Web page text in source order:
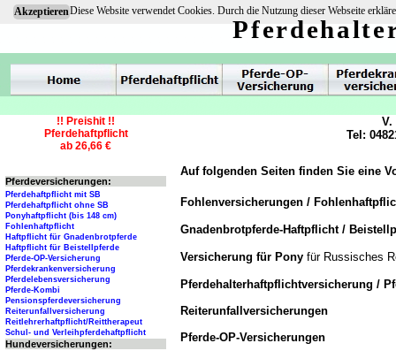
AkzeptierenDiese Website verwendet Cookies. Durch die Nutzung dieser Webseite
Auf folgenden Seiten finden Sie eine
Fohlenversicherungen /
Gnadenbrotpferde-Haftpflicht /
Versicherung für Pony für Russisches
Pferdehalterhaftpflichtversicherung /
Reiterunfallversicherungen
Pferde-OP-Versicherungen
V.
Tel:
!! Preishit !!
Pferdehaftpflicht
ab 26,66 €
Pferdeversicherungen:
Pferdehaftpflicht mit SB
Pferdehaftpflicht ohne SB
Ponyhaftpflicht (bis 148 cm)
Fohlenhaftpflicht
Haftpflicht für Gnadenbrotpferde
Haftpflicht für Beistellpferde
Pferde-OP-Versicherung
Pferdekrankenversicherung
Pferdelebensversicherung
Pferde-Kombi
Pensionspferdeversicherung
Reiterunfallversicherung
Reitlehrerhaftpflicht/Reittherapeut
Schul- und Verleihpferdehaftpflicht
Hundeversicherungen: